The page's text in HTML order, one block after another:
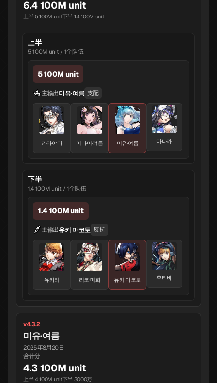
6.4 100M unit
上半 5 100M unit下半 1.4 100M unit
上半
5 100M unit / 1个队伍
5 100M unit
主输出미유·여름 支配
카타야마 미나미·여름 미유·여름 마나카
下半
1.4 100M unit / 1个队伍
1.4 100M unit
主输出유키 마코토 反抗
유카리 리코·매화 유키 마코토 후타바
v4.3.2
미유·여름
2025年8月20日
合计分
4.3 100M unit
上半 4 100M unit下半 3000万